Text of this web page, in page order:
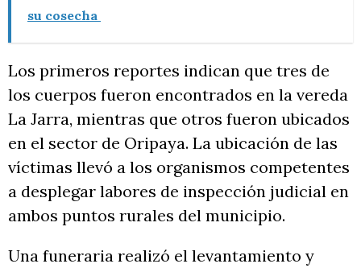
su cosecha
Los primeros reportes indican que tres de
los cuerpos fueron encontrados en la vereda
La Jarra, mientras que otros fueron ubicados
en el sector de Oripaya. La ubicación de las
víctimas llevó a los organismos competentes
a desplegar labores de inspección judicial en
ambos puntos rurales del municipio.
Una funeraria realizó el levantamiento y